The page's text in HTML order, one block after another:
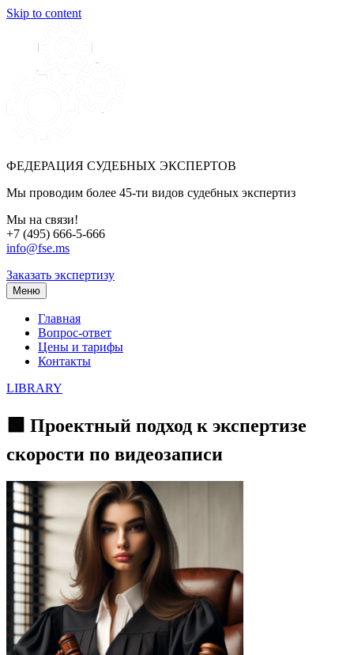
Skip to content
ФЕДЕРАЦИЯ СУДЕБНЫХ ЭКСПЕРТОВ
Мы проводим более 45-ти видов судебных экспертиз
Мы на связи!
+7 (495) 666-5-666
info@fse.ms
Заказать экспертизу
Меню
Главная
Вопрос-ответ
Цены и тарифы
Контакты
LIBRARY
🟩 Проектный подход к экспертизе
скорости по видеозаписи